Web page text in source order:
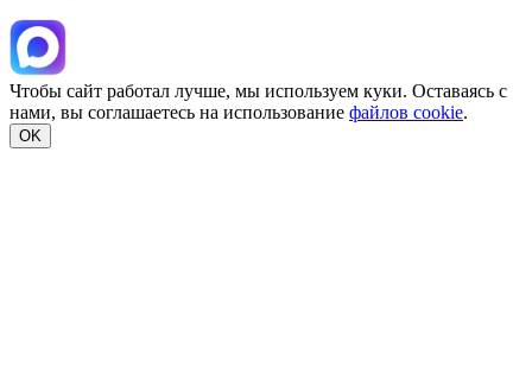
Чтобы сайт работал лучше, мы используем куки. Оставаясь с
нами, вы соглашаетесь на использование файлов cookie.
OK